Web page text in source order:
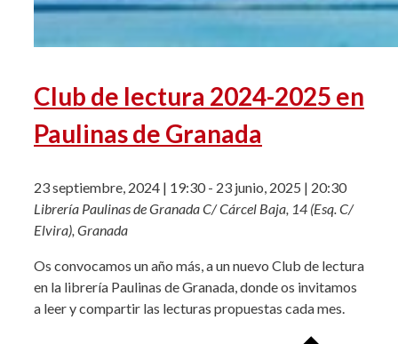
Club de lectura 2024-2025 en
Paulinas de Granada
23 septiembre, 2024 | 19:30- 23 junio, 2025 | 20:30
Librería Paulinas de GranadaC/ Cárcel Baja, 14 (Esq. C/
Elvira), Granada
Os convocamos un año más, a un nuevo Club de lectura
en la librería Paulinas de Granada, donde os invitamos
a leer y compartir las lecturas propuestas cada mes.